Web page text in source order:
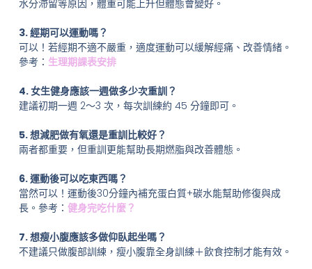
水分滯留等原因，體重可能上升但體態會變好。
3. 經期可以運動嗎？
可以！若經期不適不嚴重，適度運動可以緩解經痛、改善情緒。
參考： 生理期課表安排
4. 女生健身應該一週做多少次重訓？
建議初期一週 2～3 次，每次訓練約 45 分鐘即可。
5. 想減肥做有氧還是重訓比較好？
兩者都重要，但重訓更能幫助長期燃脂與改善體態。
6. 運動後可以吃東西嗎？
當然可以！運動後30分鐘內補充蛋白質+碳水能幫助修復與成
長。參考： 健身完吃什麼？
7. 想瘦小腹應該多做仰臥起坐嗎？
不建議只做腹部訓練，瘦小腹靠全身訓練＋飲食控制才能有效。